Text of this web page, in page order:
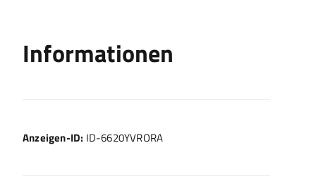
Informationen
Anzeigen-ID: ID-6620YVRORA